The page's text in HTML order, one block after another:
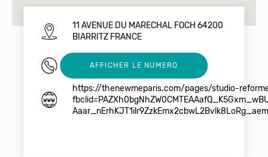
11 AVENUE DU MARECHAL FOCH 64200
BIARRITZ FRANCE
0603888508
AFFICHER LE NUMERO
https://thenewmeparis.com/pages/studio-